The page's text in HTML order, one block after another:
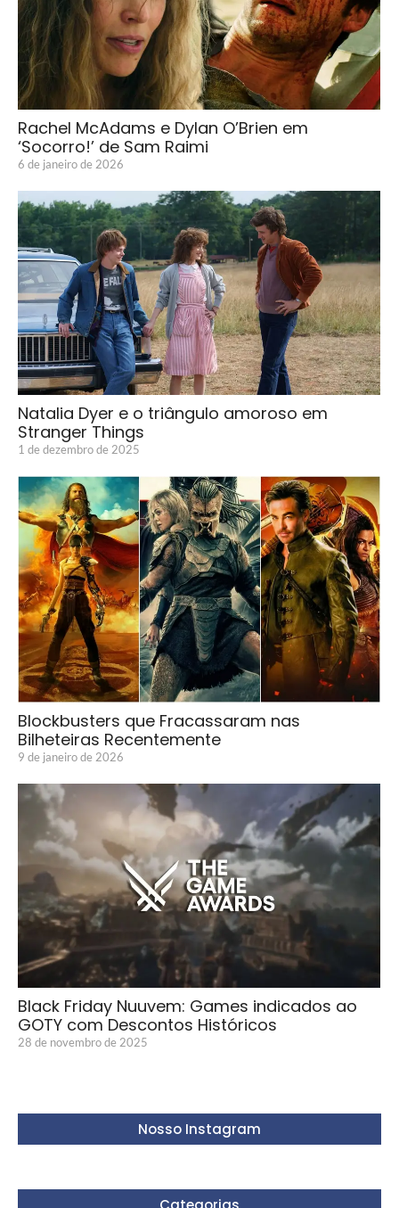
Rachel McAdams e Dylan O’Brien em
‘Socorro!’ de Sam Raimi
6 de janeiro de 2026
Natalia Dyer e o triângulo amoroso em
Stranger Things
1 de dezembro de 2025
Blockbusters que Fracassaram nas
Bilheteiras Recentemente
9 de janeiro de 2026
Black Friday Nuuvem: Games indicados ao
GOTY com Descontos Históricos
28 de novembro de 2025
Nosso Instagram